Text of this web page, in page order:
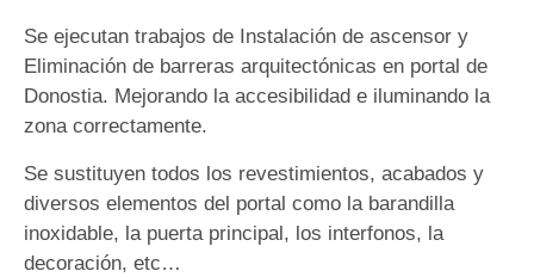
Se ejecutan trabajos de Instalación de ascensor y
Eliminación de barreras arquitectónicas en portal de
Donostia. Mejorando la accesibilidad e iluminando la
zona correctamente.
Se sustituyen todos los revestimientos, acabados y
diversos elementos del portal como la barandilla
inoxidable, la puerta principal, los interfonos, la
decoración, etc…